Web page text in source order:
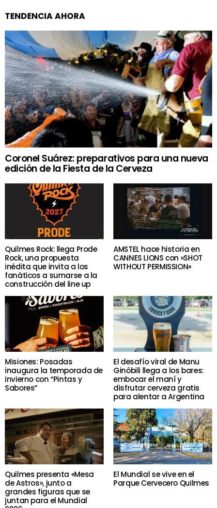
TENDENCIA AHORA
Coronel Suárez: preparativos para una nueva
edición de la Fiesta de la Cerveza
Quilmes Rock: llega Prode
Rock, una propuesta
inédita que invita a los
fanáticos a sumarse a la
construcción del line up
AMSTEL hace historia en
CANNES LIONS con «SHOT
WITHOUT PERMISSION»
Misiones: Posadas
inaugura la temporada de
invierno con “Pintas y
Sabores”
El desafío viral de Manu
Ginóbili llega a los bares:
embocar el maní y
disfrutar cerveza gratis
para alentar a Argentina
Quilmes presenta «Mesa
de Astros», junto a
grandes figuras que se
juntan para el Mundial
El Mundial se vive en el
Parque Cervecero Quilmes